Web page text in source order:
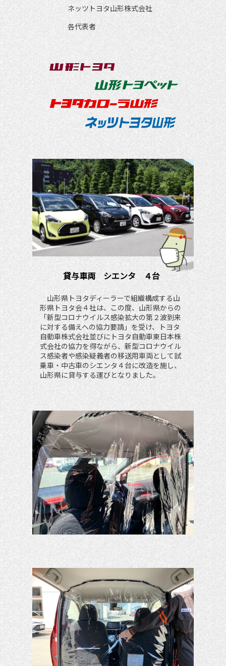
貸与車両　シエンタ　４台
ネッツトヨタ山形株式会社
各代表者
山形県トヨタディーラーで組織構成する山
形県トヨタ会４社は、この度、山形県からの
「新型コロナウイルス感染拡大の第２波到来
に対する備えへの協力要請」を受け、トヨタ
自動車株式会社並びにトヨタ自動車東日本株
式会社の協力を得ながら、新型コロナウイル
ス感染者や感染疑義者の移送用車両として試
乗車・中古車のシエンタ４台に改造を施し、
山形県に貸与する運びとなりました。